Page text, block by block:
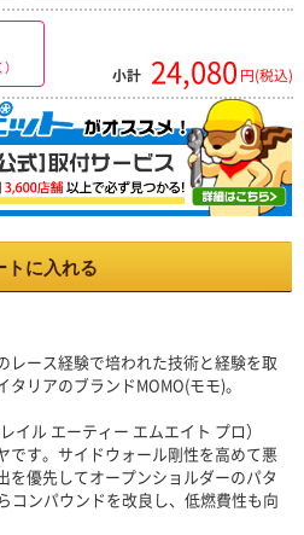
小計 24,080 円(税込)
トに入れる
ース経験で培われた技術と経験を取
リアのブランドMOMO(モモ)。
イル エーティー エムエイト プロ）
です。サイドウォール剛性を高めて悪
を優先してオープンショルダーのパタ
コンパウンドを改良し、低燃費性も向